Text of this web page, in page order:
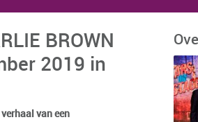
BROWN
2019 in
van een